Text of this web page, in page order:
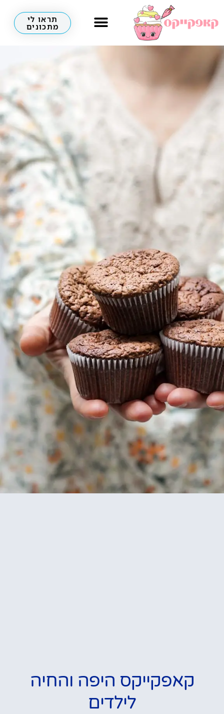
תראו לי
מתכונים
קאפקייקס היפה והחיה
לילדים